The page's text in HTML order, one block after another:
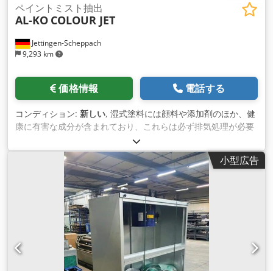
Jettingen-Scheppach
9,293 km
ペイントミスト抽出
AL-KO COLOUR JET
価格情報 電話する
コンディション: 新しい, 湿式塗料には顔料や添加剤のほか、健
康に有害な成分が含まれており、これらは必ず排気処理が必要
です。AL-KO COLOUR JET 吸引装置はこの用途に最適なソリュ
ーションで、4段階の出力バリエーションにより常に十分な余
裕を確保します。 COLOUR JET シリーズの機器は、工芸・産
業・ワークショップの湿式塗装作業場での塗料ミストや溶剤の
吸引に最適化されています。フロントガイドプレー トにより、
塗料ミストの下部および側面吸気口での吸引が可能となり、塗
料由来の溶剤が沈降して床付近に集まる現象にも対応します。
同時に、 このガイドプレートはフィルター全体への均等な空気
分布を実現し、ろ過媒体の直接被曝も防ぎます。顔料粒子は広
範囲の交換フィルターで分離 され、清浄化された排気は配管ま
たはホースを通じて屋外に排出されます。 用途： - 工芸、産
小型広告